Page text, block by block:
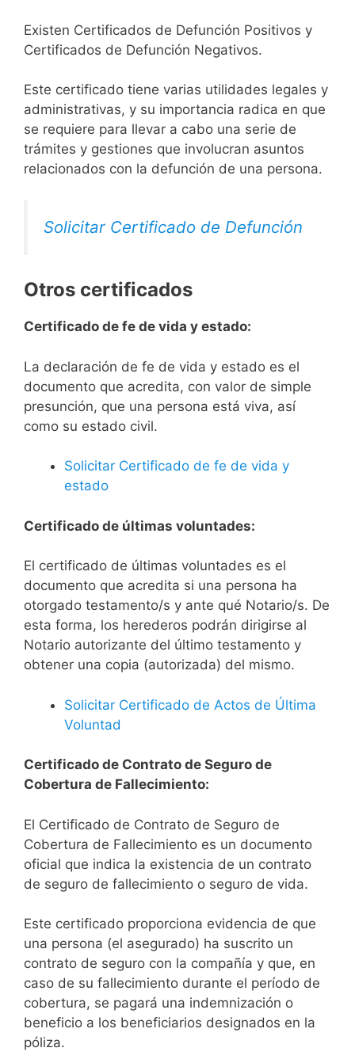
Existen Certificados de Defunción Positivos y
Certificados de Defunción Negativos.
Este certificado tiene varias utilidades legales y
administrativas, y su importancia radica en que
se requiere para llevar a cabo una serie de
trámites y gestiones que involucran asuntos
relacionados con la defunción de una persona.
Solicitar Certificado de Defunción
Otros certificados
Certificado de fe de vida y estado:
La declaración de fe de vida y estado es el
documento que acredita, con valor de simple
presunción, que una persona está viva, así
como su estado civil.
Solicitar Certificado de fe de vida y
estado
Certificado de últimas voluntades:
El certificado de últimas voluntades es el
documento que acredita si una persona ha
otorgado testamento/s y ante qué Notario/s. De
esta forma, los herederos podrán dirigirse al
Notario autorizante del último testamento y
obtener una copia (autorizada) del mismo.
Solicitar Certificado de Actos de Última
Voluntad
Certificado de Contrato de Seguro de
Cobertura de Fallecimiento:
El Certificado de Contrato de Seguro de
Cobertura de Fallecimiento es un documento
oficial que indica la existencia de un contrato
de seguro de fallecimiento o seguro de vida.
Este certificado proporciona evidencia de que
una persona (el asegurado) ha suscrito un
contrato de seguro con la compañía y que, en
caso de su fallecimiento durante el período de
cobertura, se pagará una indemnización o
beneficio a los beneficiarios designados en la
póliza.